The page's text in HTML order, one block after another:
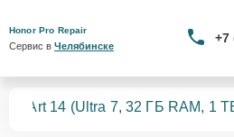
Honor Pro Repair
Сервис в Челябинске
+7
Art 14 (Ultra 7, 32 ГБ RAM, 1